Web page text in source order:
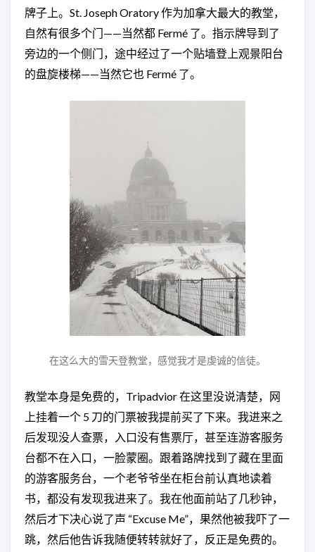
牌子上。St. Joseph Oratory 作为加拿大最大的教堂，
自然有很多个门——当然都 Fermé 了。指示牌导到了
旁边的一个侧门，途中经过了一个贴墙登上观景阳台
的盘旋楼梯——当然它也 Fermé 了。
在这么大的雪天登教堂，感觉我才是虔诚的信徒。
教堂本身是免费的，Tripadvior 在这里没说清楚，网
上挂着一个 5 刀的门票被我提前买了下来。我进来之
后发现没人查票，入口没有售票厅，甚至连游客服务
台都不在入口，一脸蒙圈。跟着路牌找到了藏在里面
的游客服务台，一个老爷爷坐在柜台前认真地读着
书，都没有发现我进来了。我在他面前站了几秒钟，
然后才下决心说了声 “Excuse Me”，果然他被我吓了一
跳，然后他告诉我随便转转就好了，反正是免费的。